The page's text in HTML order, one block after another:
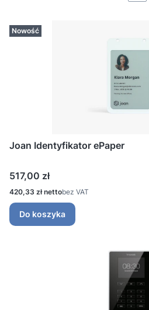
Nowość
Joan Identyfikator ePaper
Cena
517,00 zł
Cena
420,33 zł bez VAT
Do koszyka